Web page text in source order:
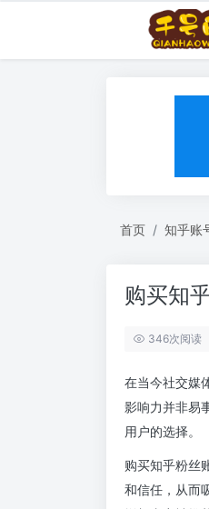
首页 知乎账
购买知
346次阅读
在当今社交媒
影响力并非易
用户的选择。
购买知乎粉丝
和信任，从而